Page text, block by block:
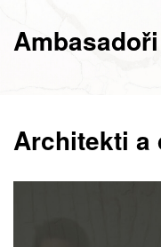
Ambasadoři
Architekti a